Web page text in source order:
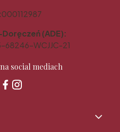
000112987
(ADE):
68246-WCJJC-21
social mediach